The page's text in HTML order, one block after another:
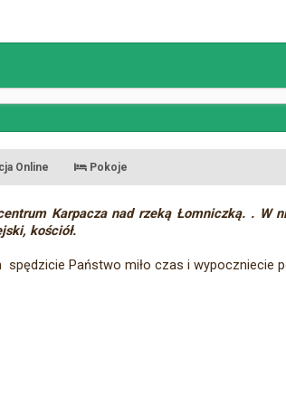
Online Pokoje
Karpacza nad rzeką Łomniczką. .
kościół.
Państwo miło czas i wypoczniecie